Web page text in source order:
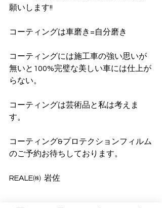
願いします!!
コーティングは車磨き=自分磨き
コーティングには施工車の強い思いが
無いと100%完璧な美しい車には仕上が
らない。
コーティングは芸術品と私は考えま
す。
コーティング&プロテクションフィルム
のご予約お待ちしております。
REALE㈱  岩佐